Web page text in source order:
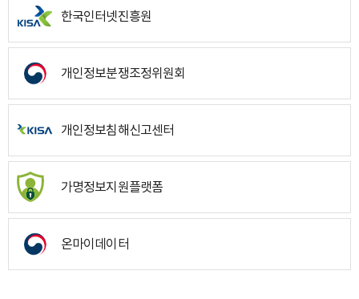
한국인터넷진흥원
개인정보분쟁조정위원회
개인정보침해신고센터
가명정보지원플랫폼
온마이데이터